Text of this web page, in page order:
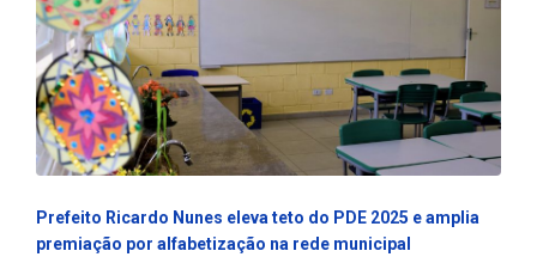
Prefeito Ricardo Nunes eleva teto do PDE 2025 e amplia
premiação por alfabetização na rede municipal